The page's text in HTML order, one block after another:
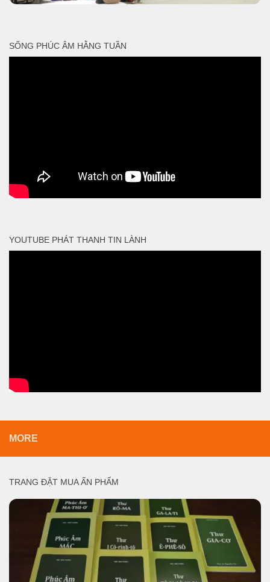
SỐNG PHÚC ÂM HẰNG TUẦN
YOUTUBE PHÁT THANH TIN LÀNH
MORE
TRANG ĐẶT MUA ẤN PHẨM